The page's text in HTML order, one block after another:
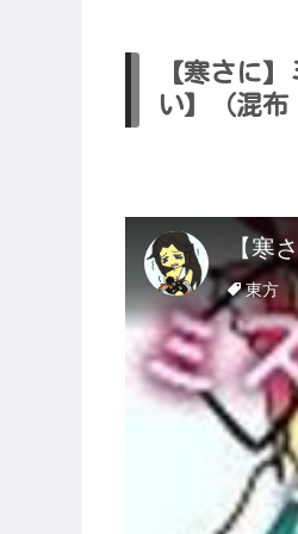
【寒さに
い】（混布